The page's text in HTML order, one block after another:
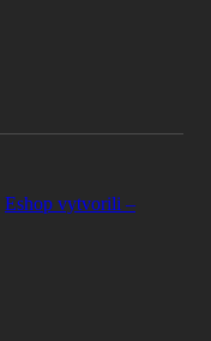
Eshop vytvorili –